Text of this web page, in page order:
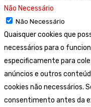
Não Necessário
Não Necessário
Quaisquer cookies que
necessários para o
especificamente para
anúncios e outros
cookies não necessários.
consentimento antes da